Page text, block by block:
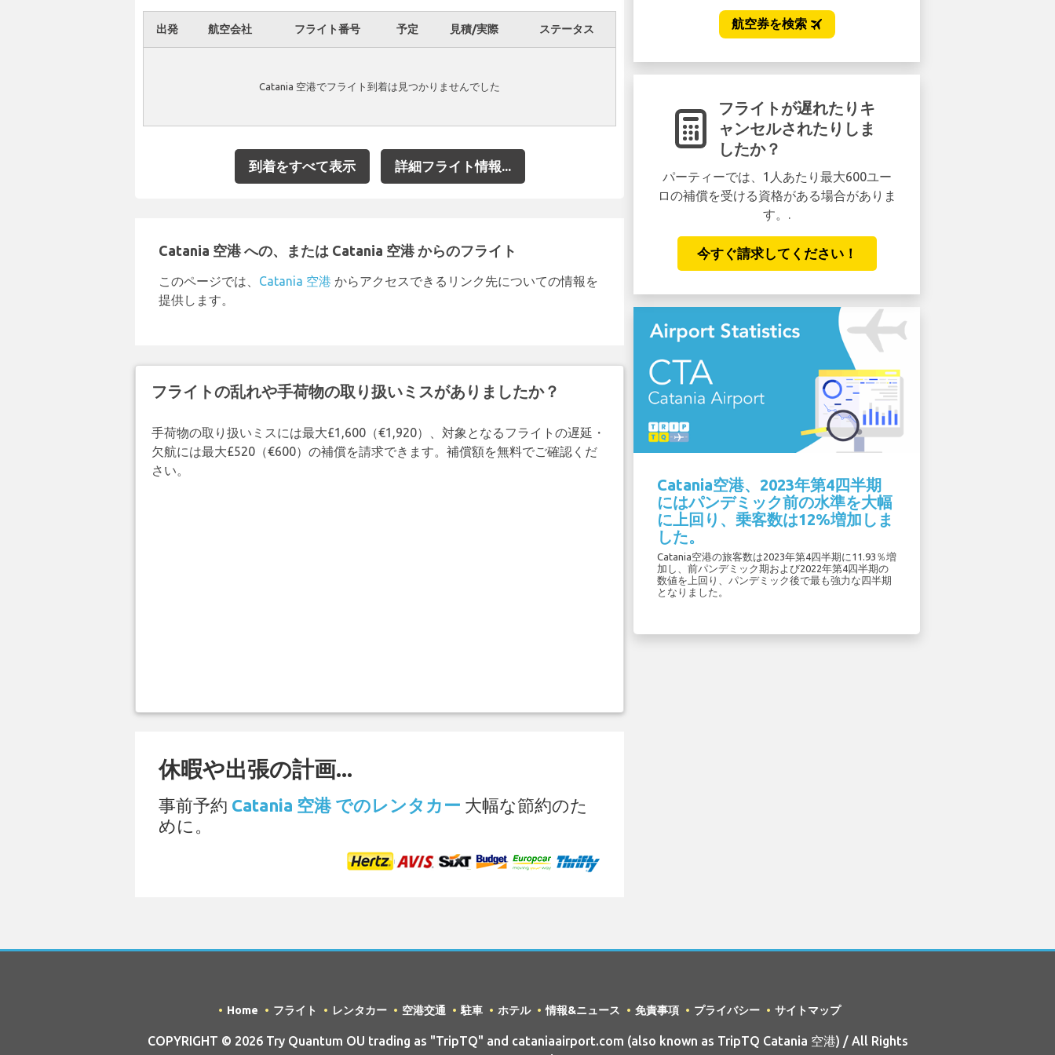
出発 航空会社 フライト番号 予定 見積/実際 ステータス
Catania 空港でフライト到着は見つかりませんでした
到着をすべて表示 詳細フライト情報...
Catania 空港 への、または Catania 空港 からのフライト
このページでは、 Catania 空港 からアクセスできるリンク先についての情報を
提供します。
フライトの乱れや手荷物の取り扱いミスがありましたか？
手荷物の取り扱いミスには最大£1,600（€1,920）、対象となるフライトの遅延・
欠航には最大£520（€600）の補償を請求できます。補償額を無料でご確認くだ
さい。
休暇や出張の計画...
事前予約 Catania 空港 でのレンタカー 大幅な節約のた
めに。
フライトが遅れたりキ
ャンセルされたりしま
したか？
パーティーでは、1人あたり最大600ユー
ロの補償を受ける資格がある場合がありま
す。.
今すぐ請求してください！
Catania空港、2023年第4四半期
にはパンデミック前の水準を大幅
に上回り、乗客数は12%増加しま
した。
Catania空港の旅客数は2023年第4四半期に11.93％増
加し、前パンデミック期および2022年第4四半期の
数値を上回り、パンデミック後で最も強力な四半期
となりました。
Home フライト レンタカー 空港交通 駐車 ホテル 情報&ニュース 免責事項 プライバシー サイトマップ
COPYRIGHT © 2026 Try Quantum OU trading as "TripTQ" and cataniaairport.com (also known as TripTQ Catania 空港) / All Rights